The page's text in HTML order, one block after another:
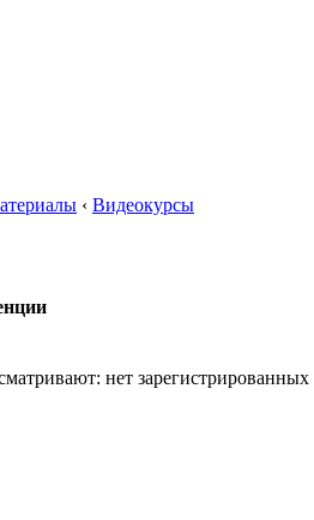
‹ Видеокурсы
нет зарегистрированных